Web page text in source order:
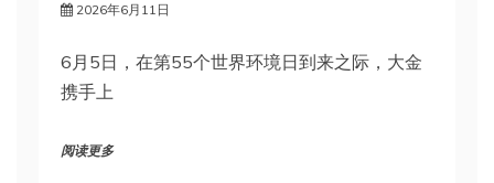
2026年6月11日
6月5日，在第55个世界环境日到来之际，大金
携手上
阅读更多